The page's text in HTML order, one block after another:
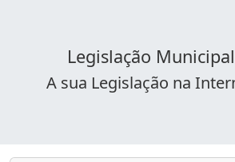
Legislação Municipal
A sua Legislação na